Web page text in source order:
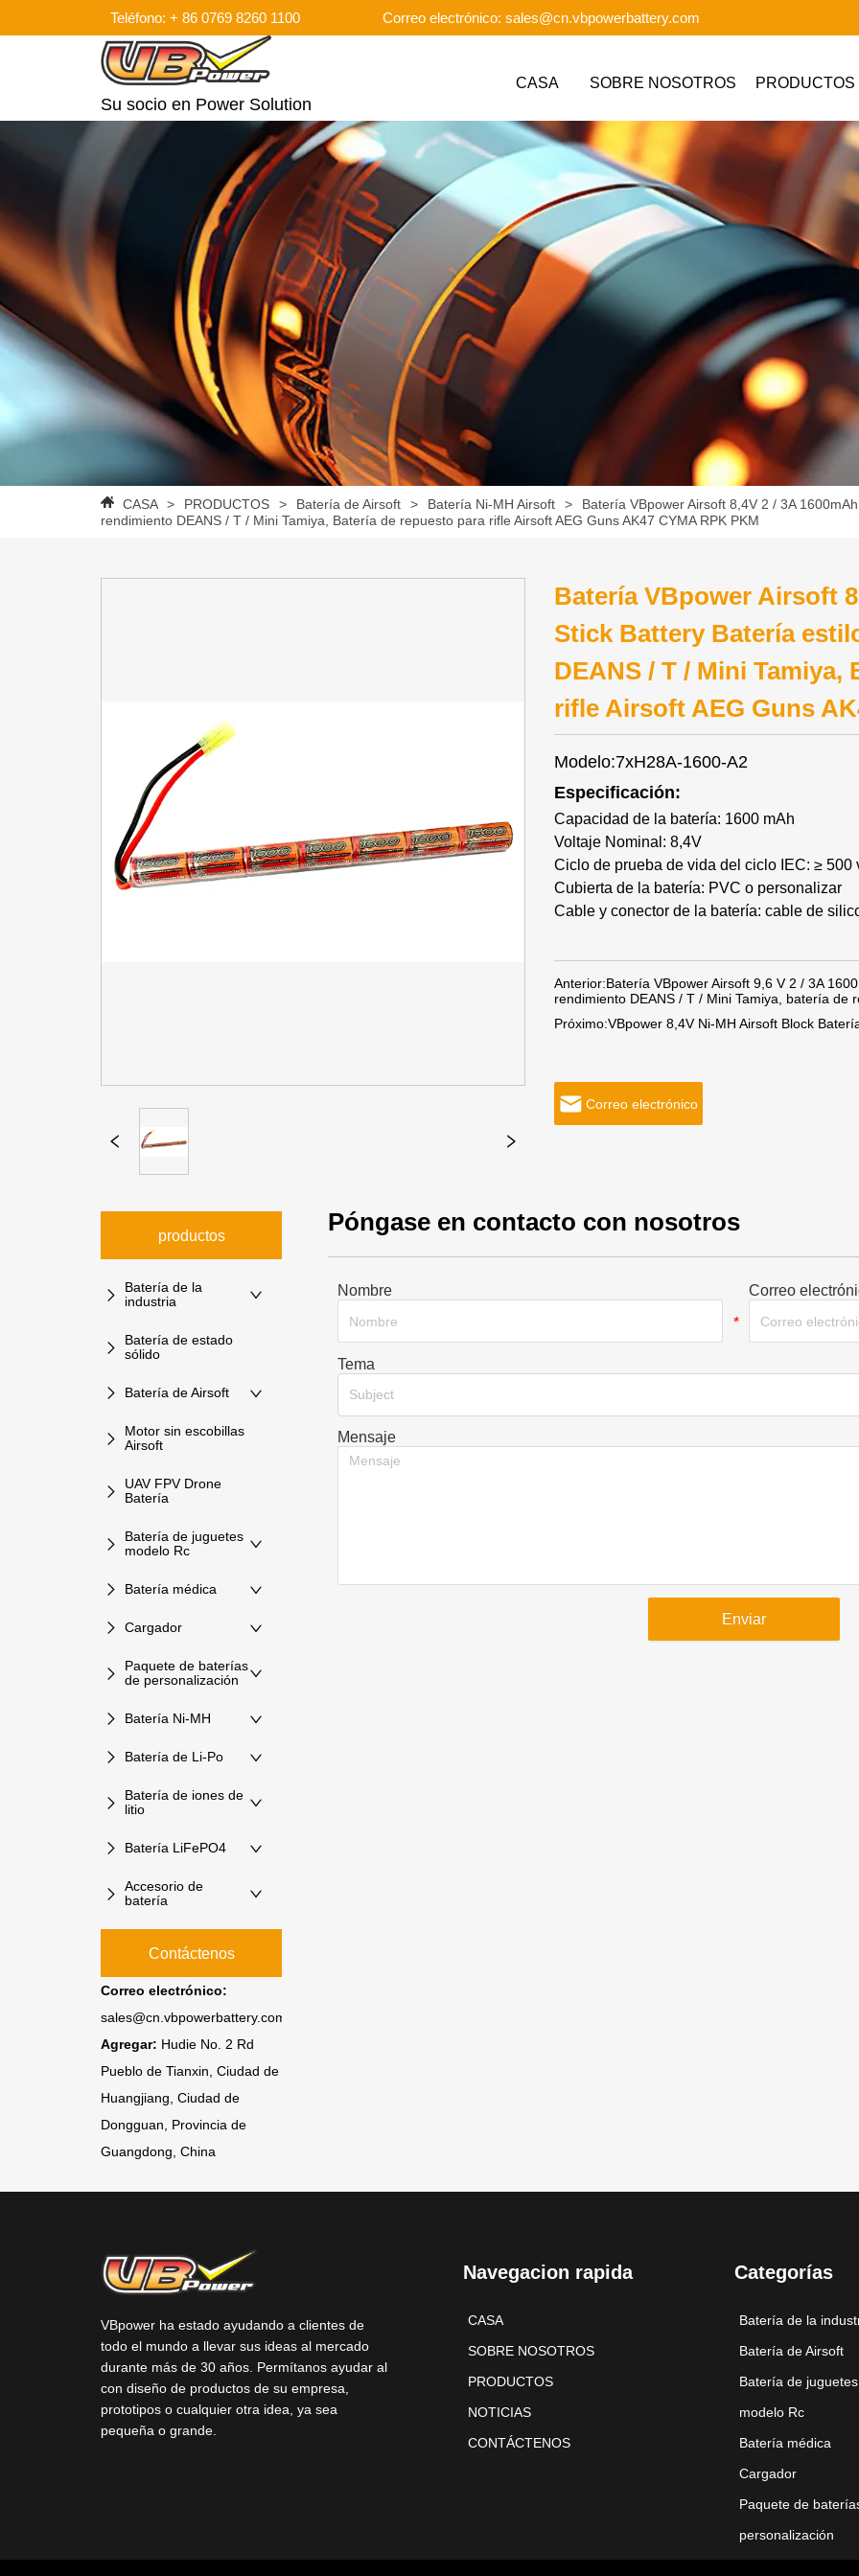
Teléfono: + 86 0769 8260 1100 Correo electrónico: sales@cn.vbpowerbattery.com
Su socio en Power Solution
CASA SOBRE NOSOTROS PRODUCTOS
CASA > PRODUCTOS > Batería de Airsoft > Batería Ni-MH Airsoft >
Batería VBpower Airsoft 8,4V 2 / 3A
rendimiento DEANS / T / Mini Tamiya, Batería de repuesto para rifle Airsoft AEG Guns AK47 CYMA RPK PKM
Batería VBpower Airsoft
Stick Battery Batería
DEANS / T / Mini
rifle Airsoft AEG Guns
Modelo:7xH28A-1600-A2
Especificación:
Capacidad de la batería: 1600 mAh
Voltaje Nominal: 8,4V
Ciclo de prueba de vida del ciclo IEC: ≥ 500
Cubierta de la batería: PVC o personalizar
Cable y conector de la batería: cable de
Anterior:Batería VBpower Airsoft 9,6 V 2 / 3A
rendimiento DEANS / T / Mini Tamiya, batería de
Próximo:VBpower 8,4V Ni-MH Airsoft Block
Correo electrónico
productos
Batería de la
industria
Batería de estado
sólido
Batería de Airsoft
Motor sin escobillas
Airsoft
UAV FPV Drone
Batería
Batería de juguetes
modelo Rc
Batería médica
Cargador
Paquete de baterías
de personalización
Batería Ni-MH
Batería de Li-Po
Batería de iones de
litio
Batería LiFePO4
Accesorio de
batería
Contáctenos
Correo electrónico:
sales@cn.vbpowerbattery.com
Agregar: Hudie No. 2 Rd
Pueblo de Tianxin, Ciudad de
Huangjiang, Ciudad de
Dongguan, Provincia de
Guangdong, China
Póngase en contacto con nosotros
Nombre
*
Correo
Tema
Subject
Mensaje
Enviar
VBpower ha estado ayudando a clientes de
todo el mundo a llevar sus ideas al mercado
durante más de 30 años. Permítanos ayudar al
con diseño de productos de su empresa,
prototipos o cualquier otra idea, ya sea
pequeña o grande.
Navegacion rapida
CASA
SOBRE NOSOTROS
PRODUCTOS
NOTICIAS
CONTÁCTENOS
Categorías
Batería de la
Batería de Airsoft
Batería de juguetes
modelo Rc
Batería médica
Cargador
Paquete de
personalización